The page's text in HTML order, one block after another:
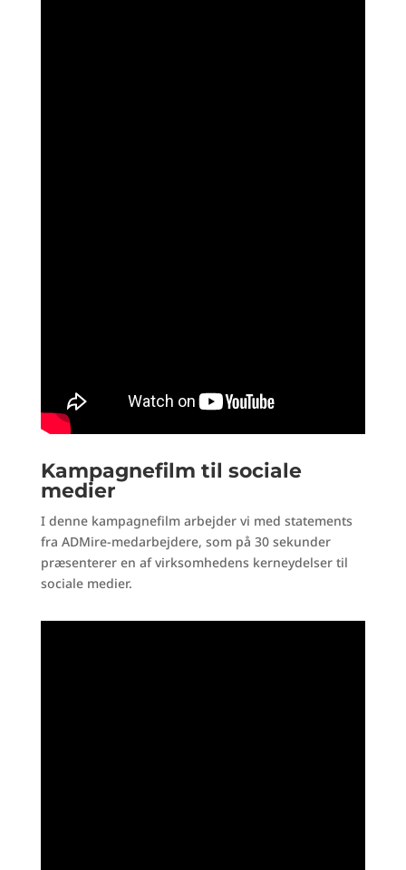
Kampagnefilm til sociale
medier
I denne kampagnefilm arbejder vi med statements
fra ADMire-medarbejdere, som på 30 sekunder
præsenterer en af virksomhedens kerneydelser til
sociale medier.